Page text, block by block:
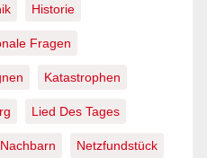
Historie
Fragen
Katastrophen
Lied Des Tages
Nachbarn Netzfundstück